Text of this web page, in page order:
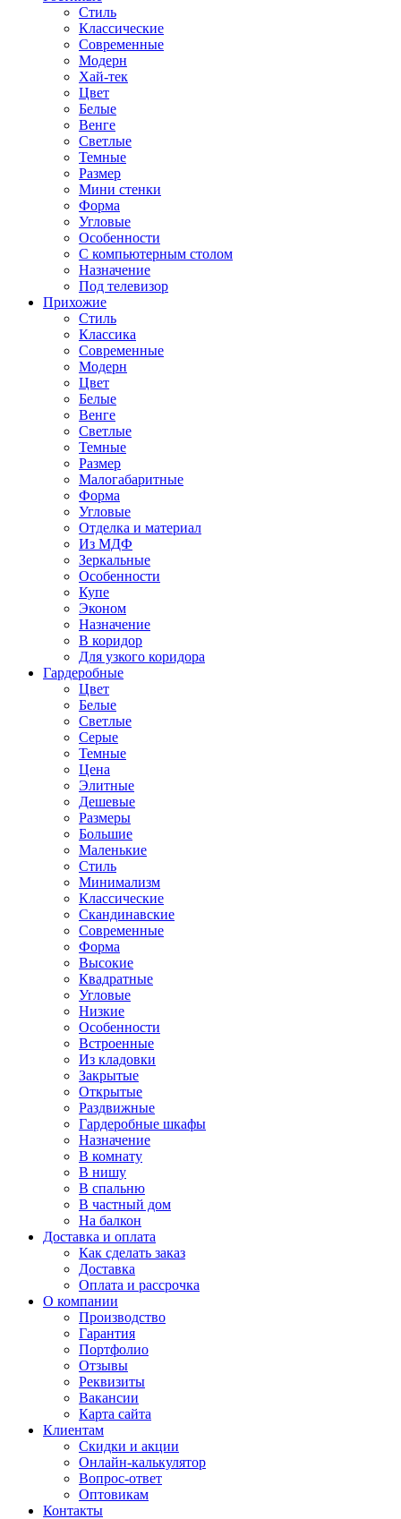
Стиль
Классические
Современные
Модерн
Хай-тек
Цвет
Белые
Венге
Светлые
Темные
Размер
Мини стенки
Форма
Угловые
Особенности
С компьютерным столом
Назначение
Под телевизор
Прихожие
Стиль
Классика
Современные
Модерн
Цвет
Белые
Венге
Светлые
Темные
Размер
Малогабаритные
Форма
Угловые
Отделка и материал
Из МДФ
Зеркальные
Особенности
Купе
Эконом
Назначение
В коридор
Для узкого коридора
Гардеробные
Цвет
Белые
Светлые
Серые
Темные
Цена
Элитные
Дешевые
Размеры
Большие
Маленькие
Стиль
Минимализм
Классические
Скандинавские
Современные
Форма
Высокие
Квадратные
Угловые
Низкие
Особенности
Встроенные
Из кладовки
Закрытые
Открытые
Раздвижные
Гардеробные шкафы
Назначение
В комнату
В нишу
В спальню
В частный дом
На балкон
Доставка и оплата
Как сделать заказ
Доставка
Оплата и рассрочка
О компании
Производство
Гарантия
Портфолио
Отзывы
Реквизиты
Вакансии
Карта сайта
Клиентам
Скидки и акции
Онлайн-калькулятор
Вопрос-ответ
Оптовикам
Контакты